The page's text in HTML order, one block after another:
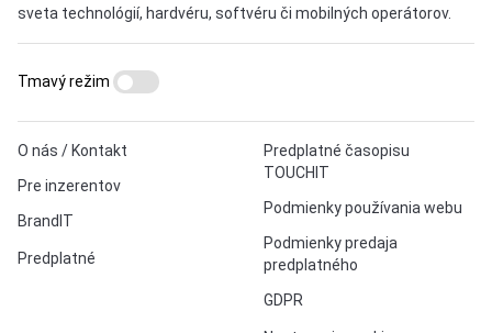
sveta technológií, hardvéru, softvéru či mobilných operátorov.
O nás / Kontakt
Pre inzerentov
BrandIT
Predplatné
Predplatné časopisu
TOUCHIT
Podmienky používania webu
Podmienky predaja
predplatného
GDPR
Tmavý režim